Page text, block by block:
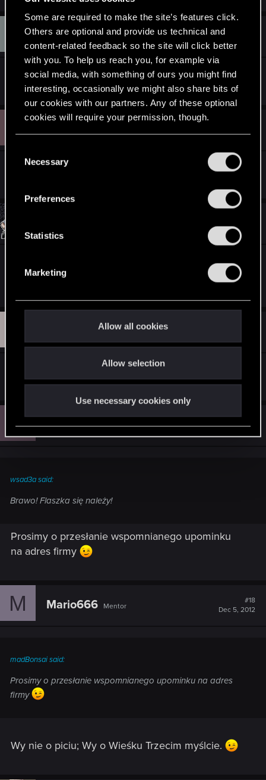
Some are required to make the site’s features click.
Others are optional and provide us technical and
content-related feedback so the site will click better
with you. To help us reach you, for example via
social media, with something of ours you might find
interesting, occasionally we might also share bits of
our cookies with our partners. Any of these optional
cookies will require your permission, though.
and tweak your preferences regarding them in the
Necessary
Preferences
Statistics
Marketing
Allow all cookies
Allow selection
Use necessary cookies only
M michalek12345 Mentor
Dec 4, 2012
super . Oby tak dalej !
P
Dec 4, 2012
Gratulacje oraz życzę dalszych sukcesów.
Dec 4, 2012
Coś czuję, że gdybym za każdą nagrodę dla
Wiedźmina dostawał grosz - byłbym bogaty
szymekz88
M MothDoctor Forum veteran
wsad3a said:
Brawo! Flaszka się należy!
Prosimy o przesłanie wspomnianego upominku
na adres firmy
M Mario666 Mentor
#18
Dec 5, 2012
madBonsai said:
Prosimy o przesłanie wspomnianego upominku na adres
firmy
Wy nie o piciu; Wy o Wieśku Trzecim myślcie.